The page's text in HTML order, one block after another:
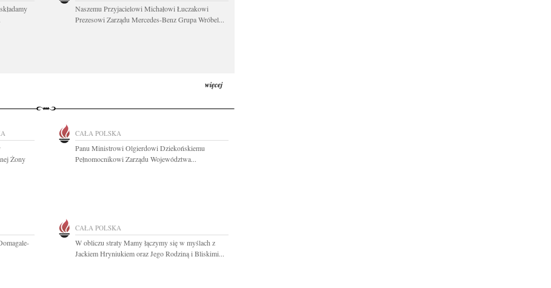
Naszemu Przyjacielowi Michałowi Łuczakowi
Prezesowi Zarządu Mercedes-Benz Grupa Wróbel...
więcej
Żony
CAŁA POLSKA
Panu Ministrowi Olgierdowi Dziekońskiemu
Pełnomocnikowi Zarządu Województwa...
CAŁA POLSKA
W obliczu straty Mamy łączymy się w myślach z
Jackiem Hryniukiem oraz Jego Rodziną i Bliskimi...